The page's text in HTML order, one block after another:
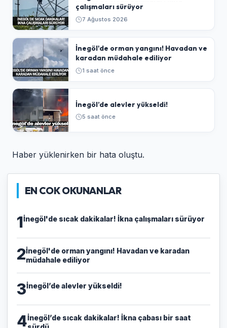
çalışmaları sürüyor
7 Ağustos 2026
İnegöl'de orman yangını! Havadan ve
karadan müdahale ediliyor
1 saat önce
İnegöl’de alevler yükseldi!
5 saat önce
Haber yüklenirken bir hata oluştu.
EN COK OKUNANLAR
1İnegöl'de sıcak dakikalar! İkna çalışmaları sürüyor
2İnegöl'de orman yangını! Havadan ve karadan
müdahale ediliyor
3İnegöl’de alevler yükseldi!
4İnegöl’de sıcak dakikalar! İkna çabası bir saat